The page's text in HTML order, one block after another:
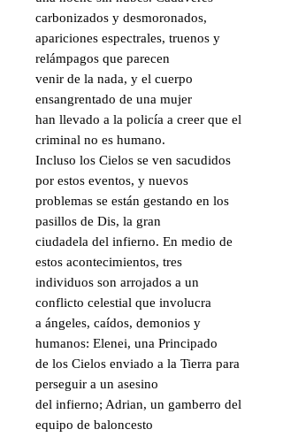
carbonizados y desmoronados,
apariciones espectrales, truenos y
relámpagos que parecen
venir de la nada, y el cuerpo
ensangrentado de una mujer
han llevado a la policía a creer que el
criminal no es humano.
Incluso los Cielos se ven sacudidos
por estos eventos, y nuevos
problemas se están gestando en los
pasillos de Dis, la gran
ciudadela del infierno. En medio de
estos acontecimientos, tres
individuos son arrojados a un
conflicto celestial que involucra
a ángeles, caídos, demonios y
humanos: Elenei, una Principado
de los Cielos enviado a la Tierra para
perseguir a un asesino
del infierno; Adrian, un gamberro del
equipo de baloncesto